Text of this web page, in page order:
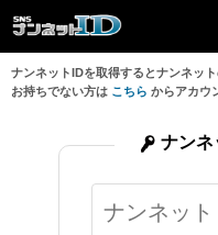
ナンネットIDを取得するとナンネッ
お持ちでない方は こちら からアカウ
ナンネ